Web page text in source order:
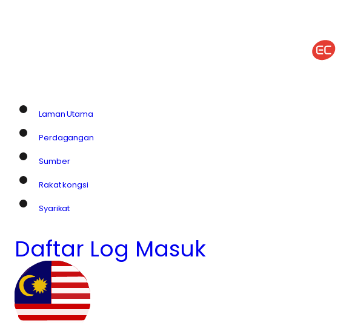
Laman Utama
Perdagangan
Sumber
Rakat kongsi
Syarikat
Daftar Log Masuk